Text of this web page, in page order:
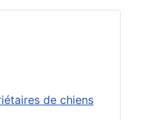
de chiens